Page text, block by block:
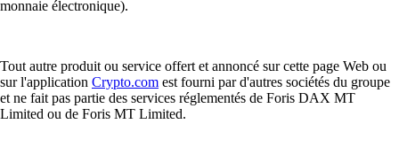
monnaie électronique).
Tout autre produit ou service offert et annoncé sur cette page Web ou
sur l'application Crypto.com est fourni par d'autres sociétés du groupe
et ne fait pas partie des services réglementés de Foris DAX MT
Limited ou de Foris MT Limited.